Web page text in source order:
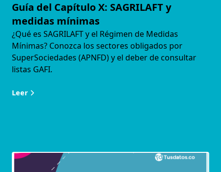
Guía del Capítulo X: SAGRILAFT y
medidas mínimas
¿Qué es SAGRILAFT y el Régimen de Medidas
Mínimas? Conozca los sectores obligados por
SuperSociedades (APNFD) y el deber de consultar
listas GAFI.
Leer